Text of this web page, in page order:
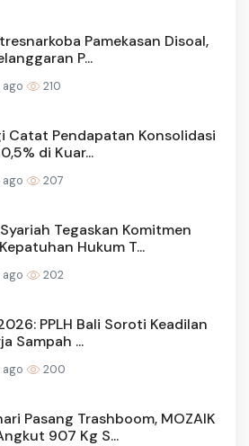
Pamekasan Disoal,
P...
210
Catat Pendapatan Konsolidasi
di Kuar...
207
Tegaskan Komitmen
Hukum T...
202
PPLH Bali Soroti Keadilan
Sampah ...
200
Pasang Trashboom, MOZAIK
907 Kg S...